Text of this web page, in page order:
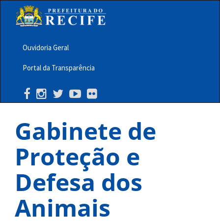
principalMenu
Barra
Topo
PCR
Ouvidoria Geral
Portal da Transparência
Gabinete de
Proteção e
Defesa dos
Animais